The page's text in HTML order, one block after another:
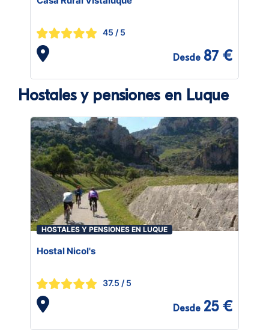
45 / 5
Desde 87 €
Hostales y pensiones en Luque
HOSTALES Y PENSIONES EN LUQUE
Hostal Nicol's
37.5 / 5
Desde 25 €